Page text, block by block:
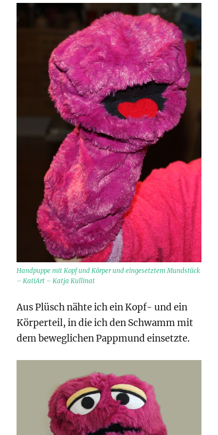
Handpuppe mit Kopf und Körper und eingesetztem Mundstück
– KatiArt – Katja Kullinat
Aus Plüsch nähte ich ein Kopf- und ein
Körperteil, in die ich den Schwamm mit
dem beweglichen Pappmund einsetzte.